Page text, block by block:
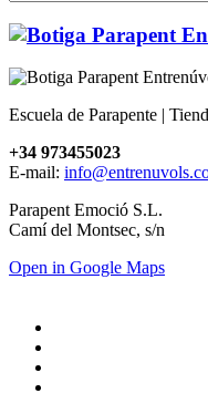
Escuela de Parapente |
+34 973455023
E-mail:
Parapent Emoció S.L.
Camí del Montsec, s/n
Open in Google Maps